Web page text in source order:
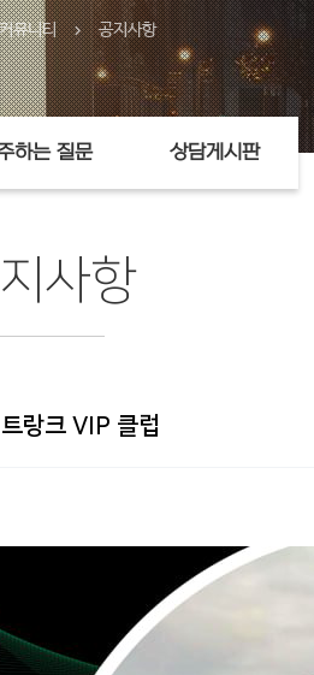
커뮤니티 chevron_right 공지사항
하는 질문 상담게시판
사항
랑크 VIP 클럽